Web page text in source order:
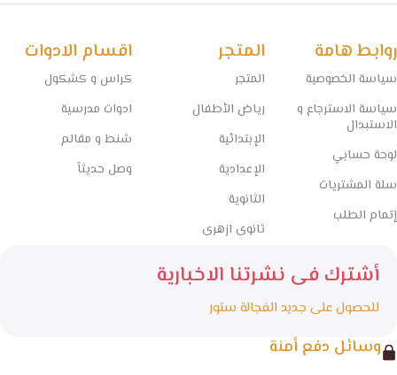
روابط هامة
سياسة الخصوصية
سياسة الاسترجاع و
الاستبدال
لوحة حسابي
سلة المشتريات
إتمام الطلب
المتجر
المتجر
رياض الأطفال
الإبتدائية
الإعدادية
الثانوية
ثانوى ازهرى
اقسام الادوات
كراس و كشكول
ادوات مدرسية
شنط و مقالم
وصل حديثاً
أشترك فى نشرتنا الاخبارية
للحصول على جديد الفجالة ستور
وسائل دفع أمنة